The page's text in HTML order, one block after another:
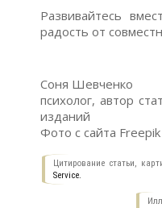
Развивайтесь
радость от
Соня Шевченко
психолог, автор
изданий
Фото с сайта Freepik
Цитирование статьи,
Service.